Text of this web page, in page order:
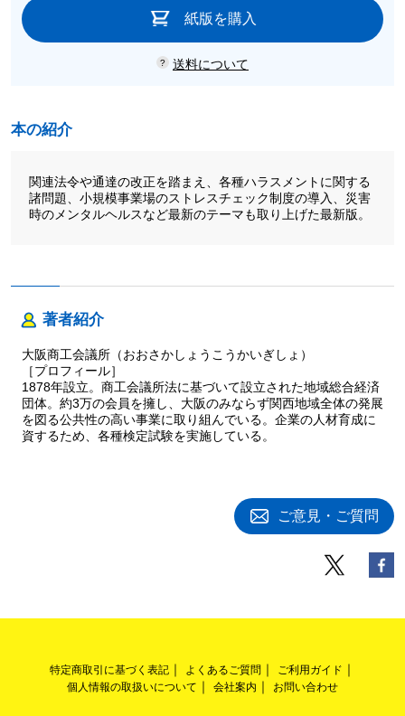
紙版を購入
送料について
本の紹介
関連法令や通達の改正を踏まえ、各種ハラスメントに関する
諸問題、小規模事業場のストレスチェック制度の導入、災害
時のメンタルヘルスなど最新のテーマも取り上げた最新版。
著者紹介
大阪商工会議所（おおさかしょうこうかいぎしょ）
［プロフィール］
1878年設立。商工会議所法に基づいて設立された地域総合経済
団体。約3万の会員を擁し、大阪のみならず関西地域全体の発展
を図る公共性の高い事業に取り組んでいる。企業の人材育成に
資するため、各種検定試験を実施している。
ご意見・ご質問
特定商取引に基づく表記 よくあるご質問
ご利用ガイド
個人情報の取扱いについて
会社案内 お問い合わせ